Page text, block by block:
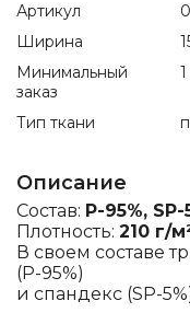
Артикул
Ширина
Минимальный
заказ
Тип ткани
Описание
Состав: P-95%, SP-
Плотность: 210 г/
В своем составе
(Р-95%)
и спандекс (SP-